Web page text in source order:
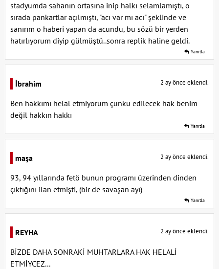
stadyumda sahanın ortasına inip halkı selamlamıştı, o
sırada pankartlar açılmıştı, "acı var mı acı" şeklinde ve
sanırım o haberi yapan da acundu, bu sözü bir yerden
hatırlıyorum diyip gülmüştü..sonra replik haline geldi.
Yanıtla
İbrahim 2 ay önce eklendi.
Ben hakkımı helal etmiyorum çünkü edilecek hak benim
değil hakkın hakkı
Yanıtla
maşa 2 ay önce eklendi.
93, 94 yıllarında fetö bunun programı üzerinden dinden
çıktığını ilan etmişti, (bir de savaşan ayı)
Yanıtla
REYHA 2 ay önce eklendi.
BİZDE DAHA SONRAKİ MUHTARLARA HAK HELALİ
ETMİYCEZ...